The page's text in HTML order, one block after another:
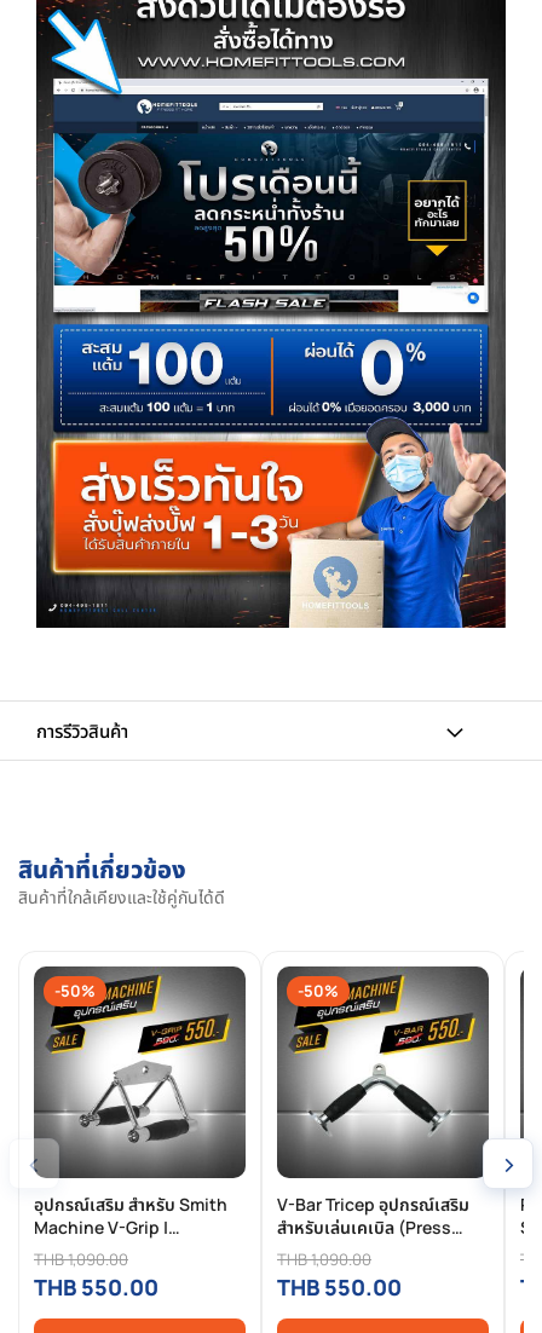
การรีวิวสินค้า
สินค้าที่เกี่ยวข้อง
สินค้าที่ใกล้เคียงและใช้คู่กันได้ดี
‹
-50%
อุปกรณ์เสริม สำหรับ Smith
Machine V-Grip |
Homefittools
THB 1,090.00
THB 550.00
-50%
V-Bar Tricep อุปกรณ์เสริม
สำหรับเล่นเคเบิล (Press
Down)
THB 1,090.00
THB 550.00
›